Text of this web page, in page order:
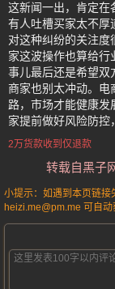
这新闻一出，肯定在
有人吐槽买家太不厚
对这种纠纷的关注
家这波操作也算给
事儿最后还是希望双
商家也别太冲动。电
路，市场才能健康
家提前做好风险防控
2万货款收到仅退款
转载自黑子
小提示：如遇到本页链接
heizi.me@pm.me 可自